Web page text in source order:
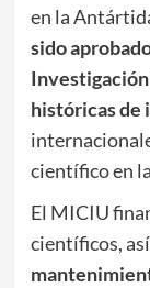
en la
sido
Investigación
históricas de
científico en
El MICIU
científicos,